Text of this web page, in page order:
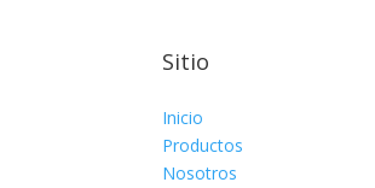
Sitio
Inicio
Productos
Nosotros